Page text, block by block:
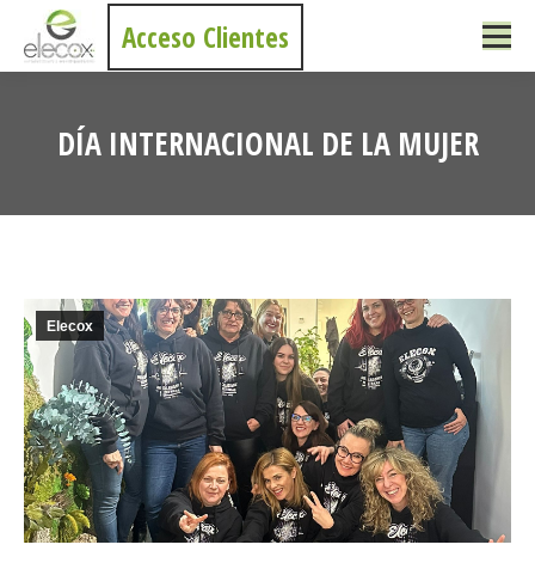
Acceso Clientes
DÍA INTERNACIONAL DE LA MUJER
Elecox